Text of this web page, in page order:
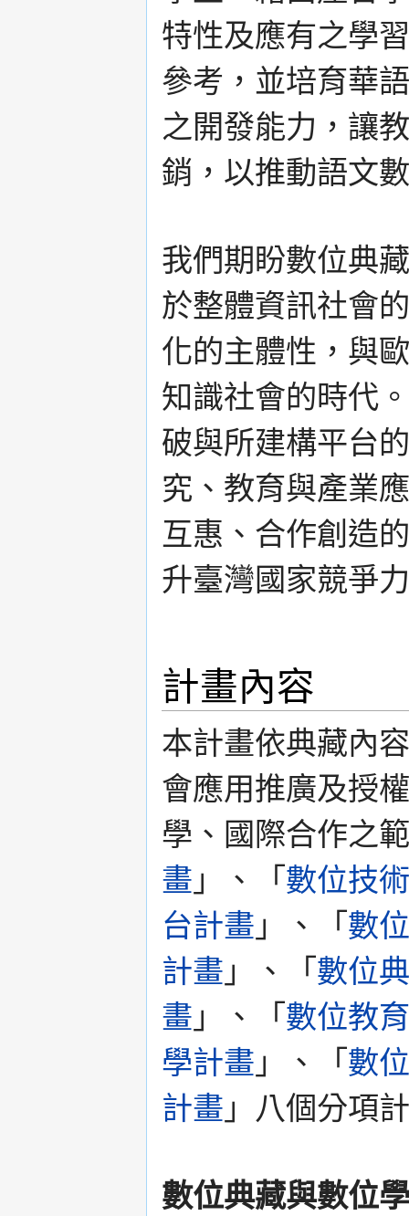
特性及應有之學
參考，並培育華
之開發能力，讓
銷，以推動語文
我們期盼數位典
於整體資訊社會
化的主體性，與
知識社會的時代
破與所建構平台
究、教育與產業
互惠、合作創造
升臺灣國家競爭
計畫內容
本計畫依典藏內
會應用推廣及授
學、國際合作之
畫 」、「 數位技
台計畫 」、「 數
計畫 」、「 數位
畫 」、「 數位教
學計畫 」、「 數
計畫 」八個分項
數位典藏與數位